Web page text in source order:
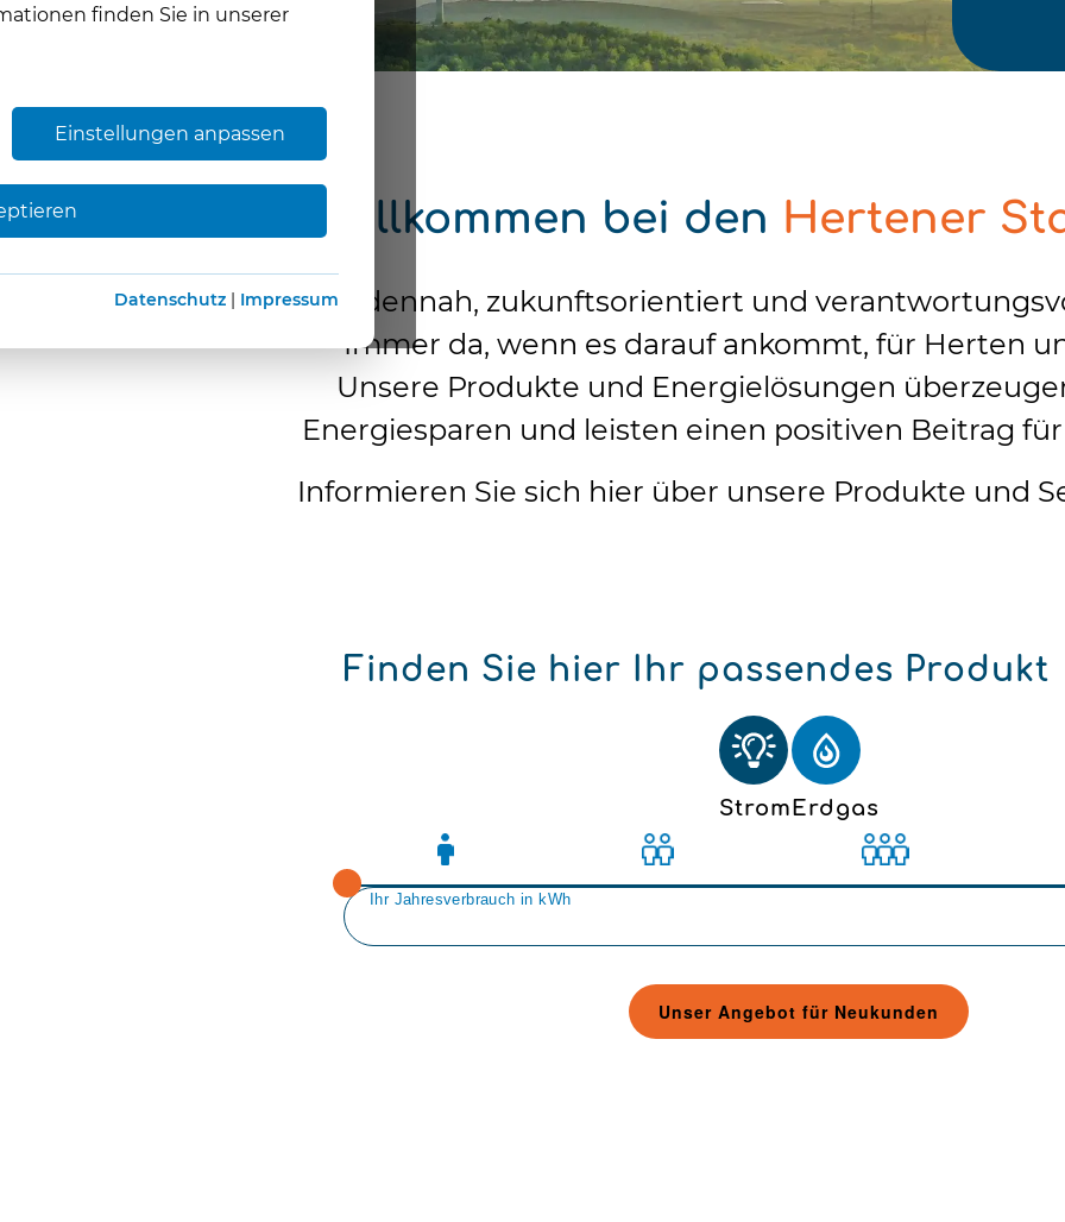
finden Sie in unserer
Einstellungen anpassen
Datenschutz | Impressum
Jetzt
Willkommen bei den Hertener
Kundennah, zukunftsorientiert und
Immer da, wenn es darauf ankommt, für Herten
Unsere Produkte und Energielösungen
Energiesparen und leisten einen positiven Beitrag
Informieren Sie sich hier über unsere Produkte und